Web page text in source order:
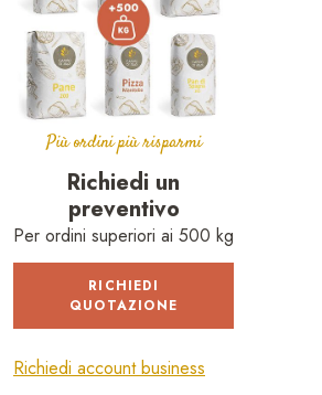
Più ordini più risparmi
Richiedi un
preventivo
Per ordini superiori ai 500 kg
RICHIEDI
QUOTAZIONE
Richiedi account business